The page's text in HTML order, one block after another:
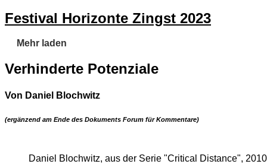
Festival Horizonte Zingst 2023
Mehr laden
Verhinderte Potenziale
Von Daniel Blochwitz
(ergänzend am Ende des Dokuments Forum für Kommentare)
Daniel Blochwitz, aus der Serie "Critical Distance", 2010